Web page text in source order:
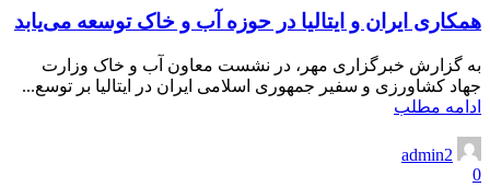
همکاری ایران و ایتالیا در حوزه آب و خاک توسعه می‌یابد
به گزارش خبرگزاری مهر، در نشست معاون آب و خاک وزارت
جهاد کشاورزی و سفیر جمهوری اسلامی ایران در ایتالیا بر توسع...
ادامه مطلب
admin2
0